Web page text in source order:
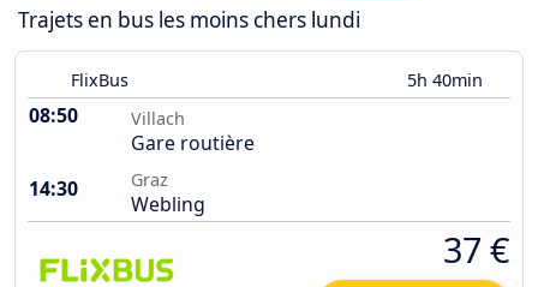
Trajets en bus les moins chers lundi
FlixBus 5h 40min
08:50 Villach
Gare routière
14:30
Graz
Webling
37 €